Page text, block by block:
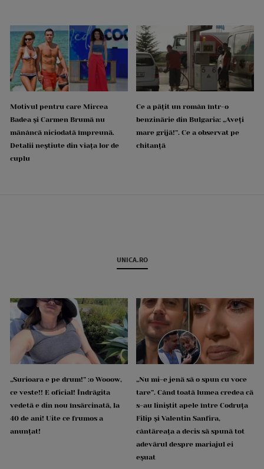
Motivul pentru care Mircea
Badea și Carmen Brumă nu
mănâncă niciodată împreună.
Detalii neștiute din viața lor de
cuplu
Ce a pățit un român într-o
benzinărie din Bulgaria: „Aveți
mare grijă!”. Ce a observat pe
chitanță
UNICA.RO
„Surioara e pe drum!” :o Wooow,
ce veste!! E oficial! Îndrăgita
vedetă e din nou însărcinată, la
40 de ani! Uite ce frumos a
anunțat!
„Nu mi-e jenă să o spun cu voce
tare”. Când toată lumea credea că
s-au liniștit apele între Codruța
Filip și Valentin Sanfira,
cântăreața a decis să spună tot
adevărul despre mariajul ei
eșuat